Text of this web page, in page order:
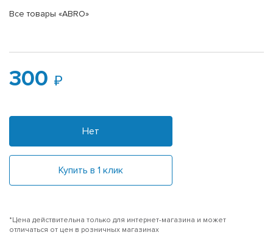
Все товары «ABRO»
300
Нет
Купить в 1 клик
*Цена действительна только для интернет-магазина и может
отличаться от цен в розничных магазинах